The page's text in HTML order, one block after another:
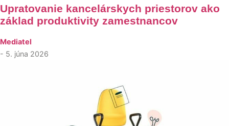
Upratovanie kancelárskych priestorov ako
základ produktivity zamestnancov
Mediatel
- 5. júna 2026